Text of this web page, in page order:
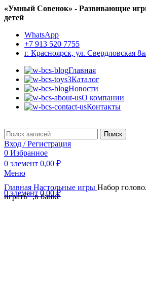
«Умный Совенок» - Развивающие
детей
WhatsApp
+7 913 520 7755
г. Красноярск, ул. Свердловская
Главная
Каталог
Новости
О компании
Контакты
Поиск
Вход / Регистрация
0 Избранное
0 элемент 0,00 ₽
Меню
0элемент 0,00₽
Главная Настольные игры Набор
играть" ,в банке